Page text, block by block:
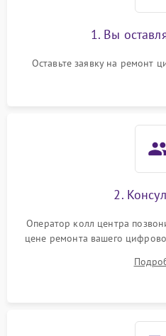
1. Вы
Оставьте заявку на ремонт
2.
Оператор колл центра
цене ремонта вашего